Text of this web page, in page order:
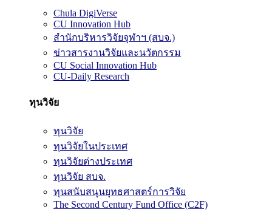
Chula DigiVerse
CU Innovation Hub
สำนักบริหารวิจัยจุฬาฯ (สบจ.)
ข่าวสารงานวิจัยและนวัตกรรม
CU Social Innovation Hub
CU-Daily Research
ทุนวิจัย
ทุนวิจัย
ทุนวิจัยในประเทศ
ทุนวิจัยต่างประเทศ
ทุนวิจัย สบจ.
ทุนสนับสนุนยุทธศาสตร์การวิจัย
The Second Century Fund Office (C2F)